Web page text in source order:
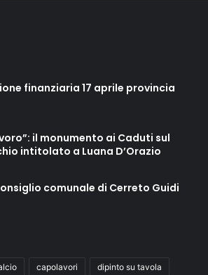
finanziaria 17 aprile provincia
il monumento ai Caduti sul
intitolato a Luana D’Orazio
comunale di Cerreto Guidi
capolavori dipinto su tavola